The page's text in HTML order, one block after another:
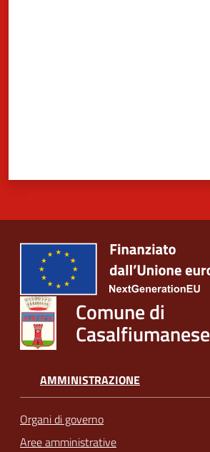
Comune di
Casalfiumanese
AMMINISTRAZIONE
Organi di governo
Aree amministrative